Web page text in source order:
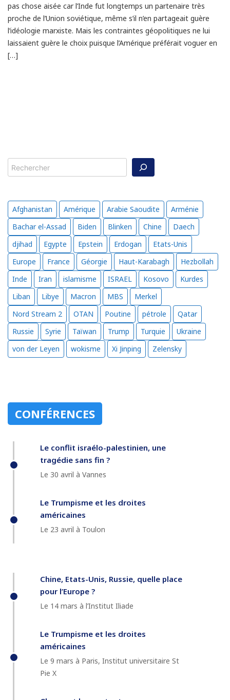
pas chose aisée car l’Inde fut longtemps un partenaire très
proche de l’Union soviétique, même s’il n’en partageait guère
l’idéologie marxiste. Mais les contraintes géopolitiques ne lui
laissaient guère le choix puisque l’Amérique préférait voguer en
[…]
Rechercher
Afghanistan Amérique Arabie Saoudite
Arménie
Bachar el-Assad
Biden Blinken Chine
Daech
djihad
Egypte Epstein Erdogan
Etats-Unis
Europe
France Géorgie Haut-Karabagh
Hezbollah
Inde
Iran islamisme ISRAEL Kosovo
Kurdes
Liban
Libye Macron MBS
Merkel
Nord Stream 2
OTAN Poutine pétrole
Qatar
Russie
Syrie Taïwan Trump Turquie
Ukraine
von der Leyen
wokisme Xi Jinping Zelensky
CONFÉRENCES
Le conflit israélo-palestinien, une
tragédie sans fin ?
Le 30 avril à Vannes
Le Trumpisme et les droites
américaines
Le 23 avril à Toulon
Chine, Etats-Unis, Russie, quelle place
pour l’Europe ?
Le 14 mars à l’Institut Iliade
Le Trumpisme et les droites
américaines
Le 9 mars à Paris, Institut universitaire St
Pie X